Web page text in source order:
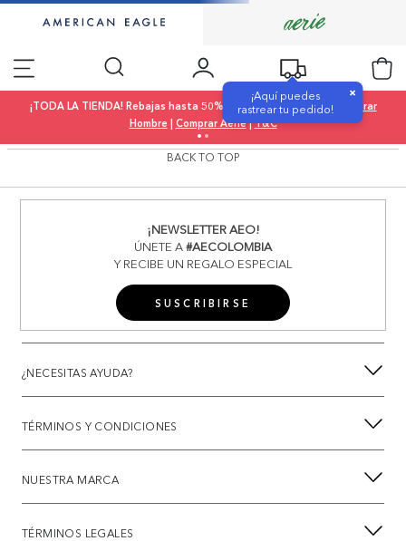
¡Aquí puedes
rastrear tu pedido!
×
¡TODA LA TIENDA! Rebajas hasta 50% OFF |Comprar Mujer|
Comprar
Hombre | Comprar Aerie|T&C
BACK TO TOP
¡NEWSLETTER AEO!
ÚNETE A#AECOLOMBIA
Y RECIBE UN REGALO ESPECIAL
SUSCRIBIRSE
¿NECESITAS AYUDA?
TÉRMINOS Y CONDICIONES
NUESTRA MARCA
TÉRMINOS LEGALES